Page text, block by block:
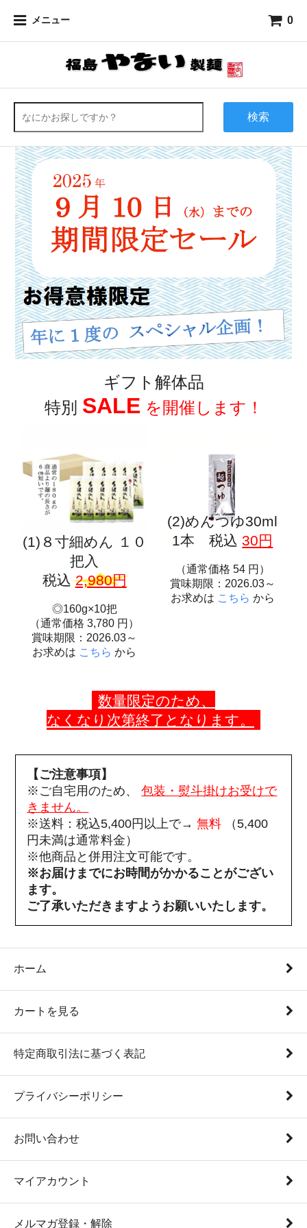
メニュー 0
検索
ギフト解体品
特別 SALE を開催します！
(1)８寸細めん １０
把入
税込 2,980円
◎160g×10把
（通常価格3,780 円）
賞味期限：2026.03～
お求めは こちら から
(2)めんつゆ30ml
1本 税込 30円
（通常価格 54円）
賞味期限：2026.03～
お求めは こちら から
数量限定のため、
なくなり次第終了となります。
【ご注意事項】
※ご自宅用のため、包装・熨斗掛けお受けで
きません。
※送料：税込5,400円以上で→無料 （5,400
円未満は通常料金）
※他商品と併用注文可能です。
※お届けまでにお時間がかかることがござい
ます。
ご了承いただきますようお願いいたします。
ホーム
カートを見る
特定商取引法に基づく表記
プライバシーポリシー
お問い合わせ
マイアカウント
メルマガ登録・解除